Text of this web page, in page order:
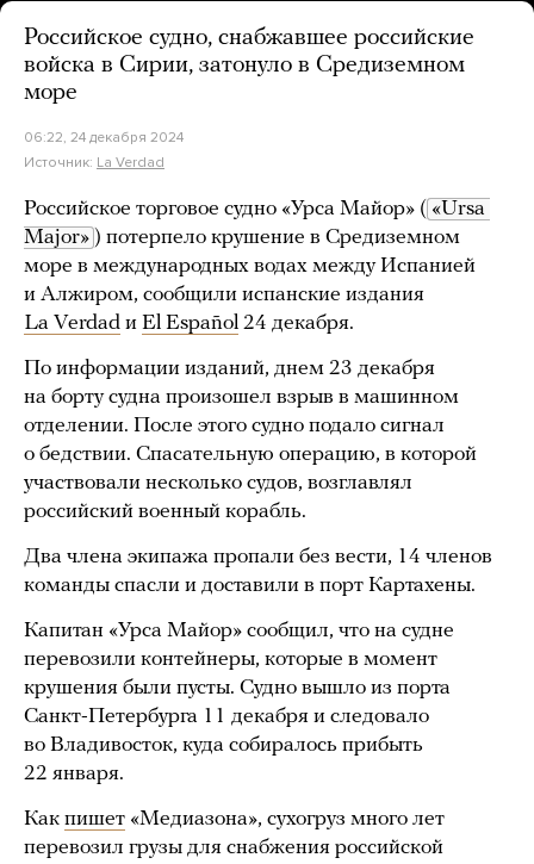
Российское судно, снабжавшее российские
войска в Сирии, затонуло в Средиземном
море
06:22, 24 декабря 2024
Источник: La Verdad
Российское торговое судно «Урса Майор» ( «Ursa
Major» ) потерпело крушение в Средиземном
море в международных водах между Испанией
и Алжиром, сообщили испанские издания
La Verdad и El Español 24 декабря.
По информации изданий, днем 23 декабря
на борту судна произошел взрыв в машинном
отделении. После этого судно подало сигнал
о бедствии. Спасательную операцию, в которой
участвовали несколько судов, возглавлял
российский военный корабль.
Два члена экипажа пропали без вести, 14 членов
команды спасли и доставили в порт Картахены.
Капитан «Урса Майор» сообщил, что на судне
перевозили контейнеры, которые в момент
крушения были пусты. Судно вышло из порта
Санкт-Петербурга 11 декабря и следовало
во Владивосток, куда собиралось прибыть
22 января.
Как пишет «Медиазона», сухогруз много лет
перевозил грузы для снабжения российской